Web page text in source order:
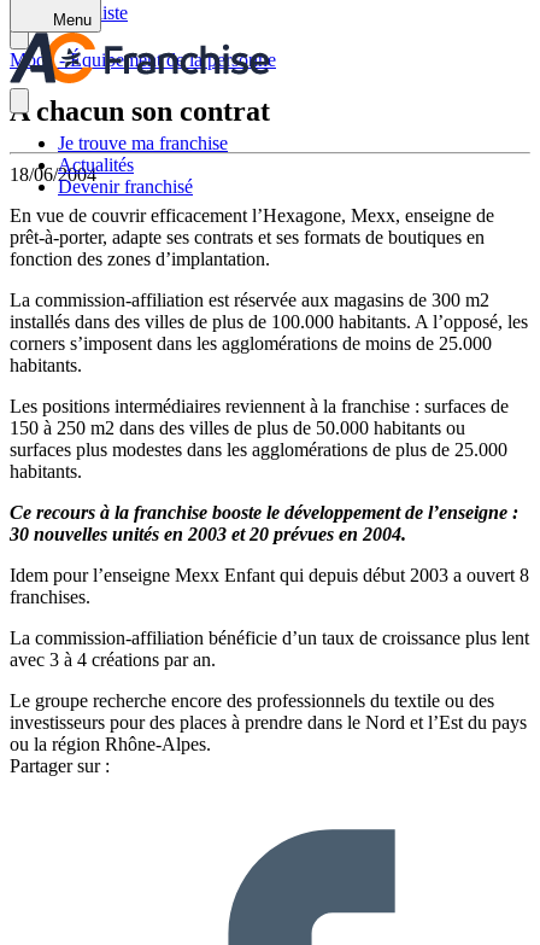
Menu
Je trouve ma franchise
Actualités
Devenir franchisé
Retour à la liste
Mode - Équipement de la personne
A chacun son contrat
18/06/2004
En vue de couvrir efficacement l’Hexagone, Mexx, enseigne de
prêt-à-porter, adapte ses contrats et ses formats de boutiques en
fonction des zones d’implantation.
La commission-affiliation est réservée aux magasins de 300 m2
installés dans des villes de plus de 100.000 habitants. A l’opposé, les
corners s’imposent dans les agglomérations de moins de 25.000
habitants.
Les positions intermédiaires reviennent à la franchise : surfaces de
150 à 250 m2 dans des villes de plus de 50.000 habitants ou
surfaces plus modestes dans les agglomérations de plus de 25.000
habitants.
Ce recours à la franchise booste le développement de l’enseigne :
30 nouvelles unités en 2003 et 20 prévues en 2004.
Idem pour l’enseigne Mexx Enfant qui depuis début 2003 a ouvert 8
franchises.
La commission-affiliation bénéficie d’un taux de croissance plus lent
avec 3 à 4 créations par an.
Le groupe recherche encore des professionnels du textile ou des
investisseurs pour des places à prendre dans le Nord et l’Est du pays
ou la région Rhône-Alpes.
Partager sur :